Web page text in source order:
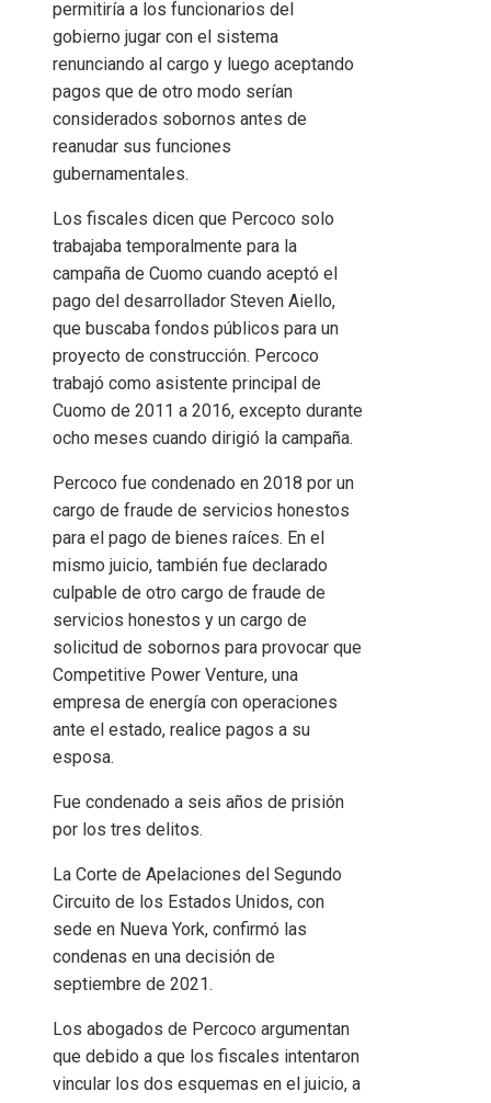
permitiría a los funcionarios del
gobierno jugar con el sistema
renunciando al cargo y luego aceptando
pagos que de otro modo serían
considerados sobornos antes de
reanudar sus funciones
gubernamentales.
Los fiscales dicen que Percoco solo
trabajaba temporalmente para la
campaña de Cuomo cuando aceptó el
pago del desarrollador Steven Aiello,
que buscaba fondos públicos para un
proyecto de construcción. Percoco
trabajó como asistente principal de
Cuomo de 2011 a 2016, excepto durante
ocho meses cuando dirigió la campaña.
Percoco fue condenado en 2018 por un
cargo de fraude de servicios honestos
para el pago de bienes raíces. En el
mismo juicio, también fue declarado
culpable de otro cargo de fraude de
servicios honestos y un cargo de
solicitud de sobornos para provocar que
Competitive Power Venture, una
empresa de energía con operaciones
ante el estado, realice pagos a su
esposa.
Fue condenado a seis años de prisión
por los tres delitos.
La Corte de Apelaciones del Segundo
Circuito de los Estados Unidos, con
sede en Nueva York, confirmó las
condenas en una decisión de
septiembre de 2021.
Los abogados de Percoco argumentan
que debido a que los fiscales intentaron
vincular los dos esquemas en el juicio, a